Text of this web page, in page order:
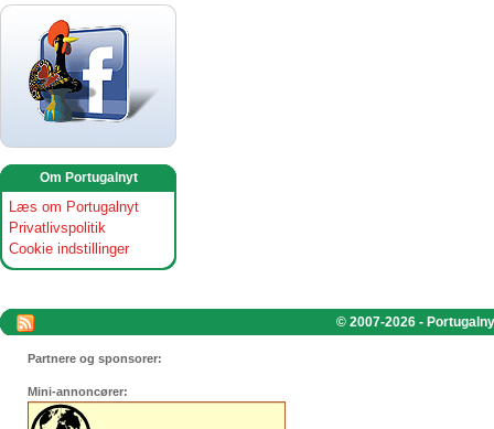
Om Portugalnyt
Læs om Portugalnyt
Privatlivspolitik
Cookie indstillinger
© 2007-2026 -
Partnere og sponsorer:
Mini-annoncører: